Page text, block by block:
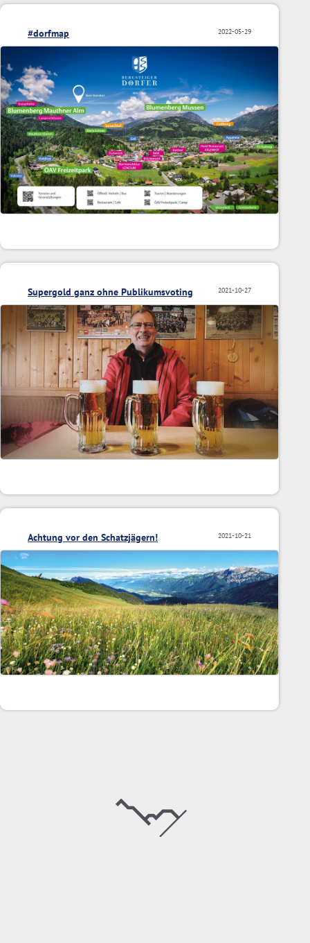
2022-05-29
#dorfmap
2021-10-27
Supergold ganz ohne Publikumsvoting
2021-10-21
Achtung vor den Schatzjägern!